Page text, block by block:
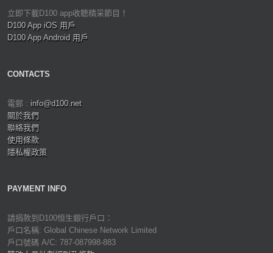
立即下載D100 app收聽精采節目！
D100 App iOS 用戶
D100 App Android 用戶
CONTACTS
電郵 : info@d100.net
關於我們
聯絡我們
使用條款
隱私權政策
PAYMENT INFO
請捐款到D100恒生銀行戶口：
戶口名稱: Global Chinese Network Limited
戶口號碼 A/C: 787-087998-883